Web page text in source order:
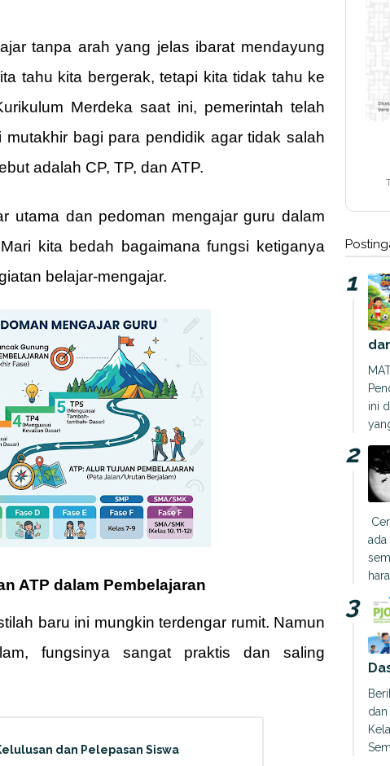
tanpa arah yang jelas ibarat mendayung
tahu kita bergerak, tetapi kita tidak tahu ke
Merdeka saat ini, pemerintah telah
bagi para pendidik agar tidak salah
adalah CP, TP, dan ATP.
utama dan pedoman mengajar guru dalam
kita bedah bagaimana fungsi ketiganya
belajar-mengajar.
ATP dalam Pembelajaran
baru ini mungkin terdengar rumit. Namun
fungsinya sangat praktis dan saling
dan Pelepasan Siswa
ini
ada
dan